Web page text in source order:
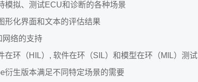
模拟、测试ECU和诊断的各种场景
形化界面和文本的评估结果
网络的支持
在环（HIL）, 软件在环（SIL）和模型在环（MIL）测试
衍生版本满足不同特定场景的需要